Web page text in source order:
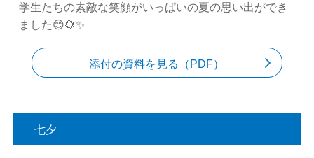
学生たちの素敵な笑顔がいっぱいの夏の思い出ができ
ました😊🌻✨
添付の資料を見る（PDF）
七夕